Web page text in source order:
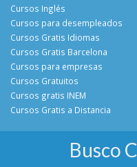
Cursos Inglés
Cursos para desempleados
Cursos Gratis Idiomas
Cursos Gratis Barcelona
Cursos para empresas
Cursos Gratuitos
Cursos gratis INEM
Cursos Gratis a Distancia
Busco